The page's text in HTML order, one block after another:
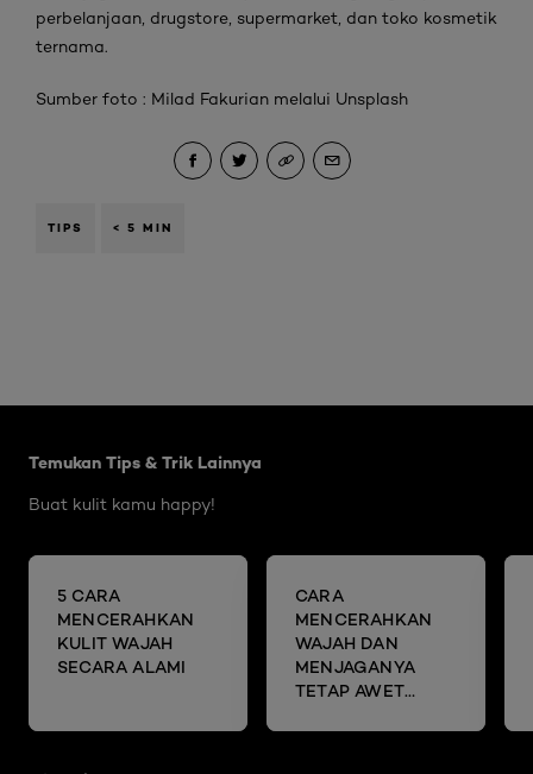
perbelanjaan, drugstore, supermarket, dan toko kosmetik
ternama.
Sumber foto : Milad Fakurian melalui Unsplash
TIPS < 5 MIN
Temukan Tips & Trik Lainnya
Buat kulit kamu happy!
5 CARA
MENCERAHKAN
KULIT WAJAH
SECARA ALAMI
CARA
MENCERAHKAN
WAJAH DAN
MENJAGANYA
TETAP AWET
SHEET MASK